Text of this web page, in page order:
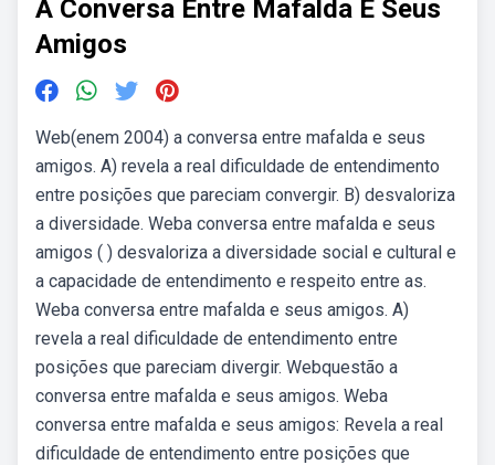
A Conversa Entre Mafalda E Seus
Amigos
Web(enem 2004) a conversa entre mafalda e seus
amigos. A) revela a real dificuldade de entendimento
entre posições que pareciam convergir. B) desvaloriza
a diversidade. Weba conversa entre mafalda e seus
amigos ( ) desvaloriza a diversidade social e cultural e
a capacidade de entendimento e respeito entre as.
Weba conversa entre mafalda e seus amigos. A)
revela a real dificuldade de entendimento entre
posições que pareciam divergir. Webquestão a
conversa entre mafalda e seus amigos. Weba
conversa entre mafalda e seus amigos: Revela a real
dificuldade de entendimento entre posições que